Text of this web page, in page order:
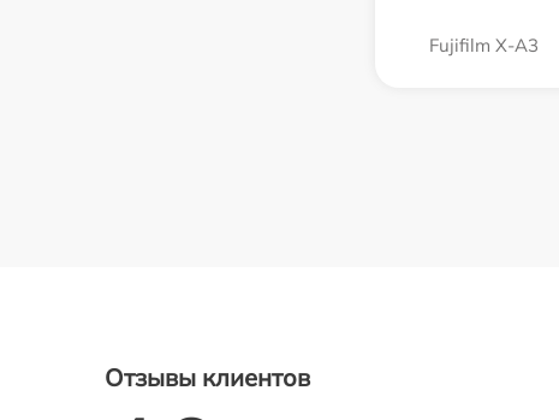
Fujifilm X-A3
Отзывы клиентов